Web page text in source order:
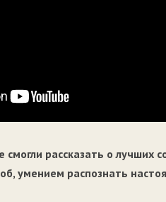
рассказать о лучших
умением распознать